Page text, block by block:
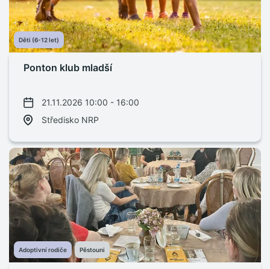
Děti (6-12 let)
Ponton klub mladší
21.11.2026 10:00 - 16:00
Středisko NRP
Adoptivní rodiče Pěstouni